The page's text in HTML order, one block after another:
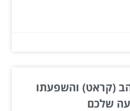
(קראט) והשפעתו
שלכם